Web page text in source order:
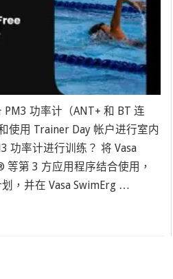
功率计（ANT+ 和 BT 连
使用 Trainer Day 帐户进行室内
功率计进行训练？ 将 Vasa
第 3 方应用程序结合使用，
，并在 Vasa SwimErg …